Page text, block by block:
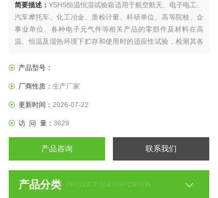
简要描述：YSHS恒温恒湿试验箱适用于航空航天、电子电工、
汽车摩托车、化工冶金、质检计量、科研单位、高等院校、企
事业单位、各种电子元气件等相关产品的零部件及材料在高
温、恒温及湿热环境下贮存和使用时的适应性试验，检测其各
产品型号：
厂商性质： 生产厂家
更新时间： 2026-07-22
访 问 量： 3629
产品咨询 联系我们
产品分类 PRODUCT CLASSIFICATION